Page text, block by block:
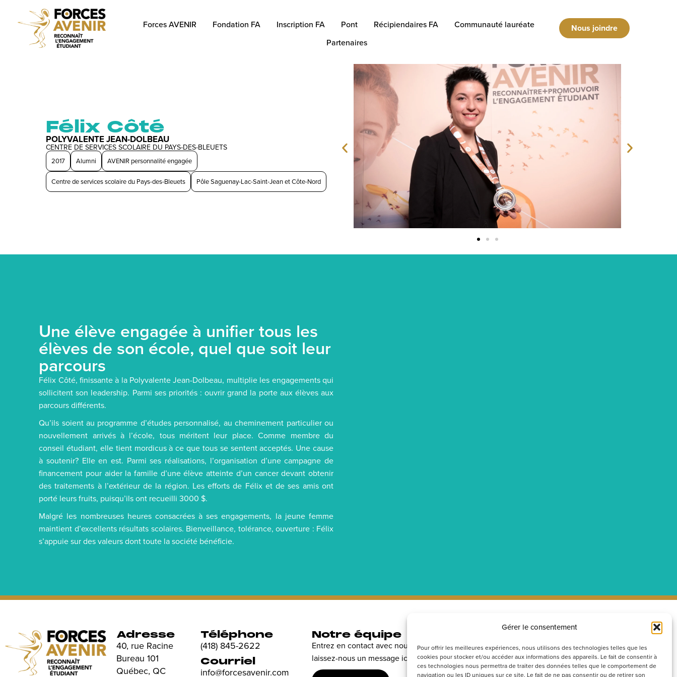
Gérer le consentement
Pour offrir les meilleures expériences, nous utilisons des technologies telles que les
cookies pour stocker et/ou accéder aux informations des appareils. Le fait de consentir à
ces technologies nous permettra de traiter des données telles que le comportement de
navigation ou les ID uniques sur ce site. Le fait de ne pas consentir ou de retirer son
Forces AVENIR Fondation FA Inscription FA Pont Récipiendaires FA
Communauté lauréate
Partenaires
Nous joindre
Félix Côté
POLYVALENTE JEAN-DOLBEAU
CENTRE DE SERVICES SCOLAIRE DU PAYS-DES-BLEUETS
2017 Alumni AVENIR personnalité engagée
Centre de services scolaire du Pays-des-Bleuets Pôle Saguenay-Lac-Saint-Jean et Côte-Nord
Une élève engagée à unifier tous les
élèves de son école, quel que soit leur
parcours
Félix Côté, finissante à la Polyvalente Jean-Dolbeau, multiplie les engagements qui
sollicitent son leadership. Parmi ses priorités : ouvrir grand la porte aux élèves aux
parcours différents.
Qu’ils soient au programme d’études personnalisé, au cheminement particulier ou
nouvellement arrivés à l’école, tous méritent leur place. Comme membre du
conseil étudiant, elle tient mordicus à ce que tous se sentent acceptés. Une cause
à soutenir? Elle en est. Parmi ses réalisations, l’organisation d’une campagne de
financement pour aider la famille d’une élève atteinte d’un cancer devant obtenir
des traitements à l’extérieur de la région. Les efforts de Félix et de ses amis ont
porté leurs fruits, puisqu’ils ont recueilli 3000 $.
Malgré les nombreuses heures consacrées à ses engagements, la jeune femme
maintient d’excellents résultats scolaires. Bienveillance, tolérance, ouverture : Félix
s’appuie sur des valeurs dont toute la société bénéficie.
Adresse
40, rue Racine
Bureau 101
Québec, QC
Téléphone
(418) 845-2622
Courriel
info@forcesavenir.com
Notre équipe
Entrez en contact avec nous et
laissez-nous un message ici.
Découvrez nos offres d’emploi ou
envoyez votre candidature
spontanée
sociaux